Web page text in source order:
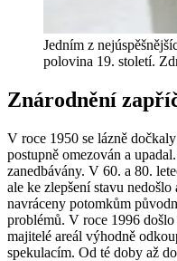
Jedním z
polovina 19. století.
Znárodnění
V roce 1950 se lázně
postupně omezován a
zanedbávány. V 60. a 80.
ale ke zlepšení stavu
navráceny potomkům
problémů. V roce 1996
majitelé areál výhodně
spekulacím. Od té doby až